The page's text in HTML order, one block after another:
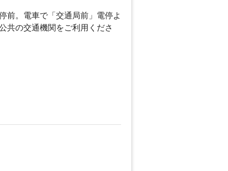
前。電車で「交通局前」電停よ
共の交通機関をご利用くださ